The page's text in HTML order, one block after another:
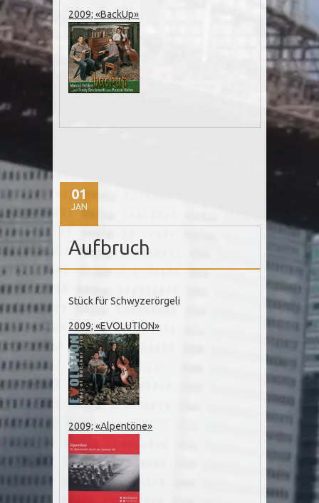
2009; «BackUp»
01
JAN
Aufbruch
Stück für Schwyzerörgeli
2009; «EVOLUTION»
2009; «Alpentöne»